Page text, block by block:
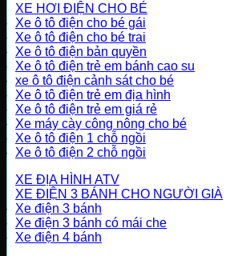
XE HƠI ĐIỆN CHO BÉ
Xe ô tô điện cho bé gái
Xe ô tô điện cho bé trai
Xe ô tô điện bản quyền
Xe ô tô điện trẻ em bánh cao su
xe ô tô điện cảnh sát cho bé
Xe ô tô điện trẻ em địa hình
Xe ô tô điện trẻ em giá rẻ
Xe máy cày công nông cho bé
Xe ô tô điện 1 chỗ ngồi
Xe ô tô điện 2 chỗ ngồi
XE ĐỊA HÌNH ATV
XE ĐIỆN 3 BÁNH CHO NGƯỜI GIÀ
Xe điện 3 bánh
Xe điện 3 bánh có mái che
Xe điện 4 bánh